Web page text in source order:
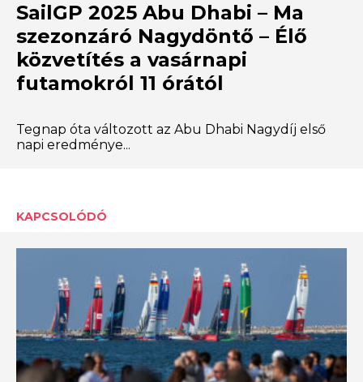
SailGP 2025 Abu Dhabi – Ma
szezonzáró Nagydöntő – Élő
közvetítés a vasárnapi
futamokról 11 órától
Tegnap óta változott az Abu Dhabi Nagydíj első
napi eredménye...
KAPCSOLÓDÓ